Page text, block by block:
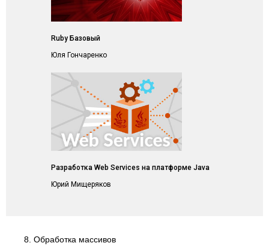
Ruby Базовый
Юля Гончаренко
Разработка Web Services на платформе Java
Юрий Мищеряков
8. Обработка массивов